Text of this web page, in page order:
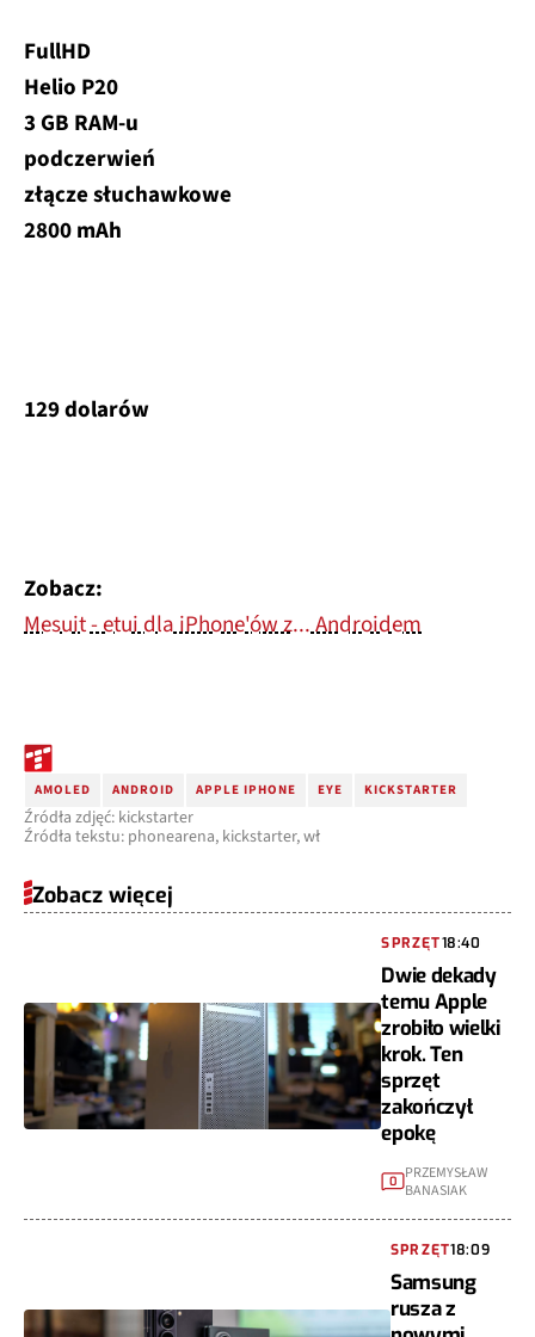
FullHD
Helio P20
3 GB RAM-u
podczerwień
złącze słuchawkowe
2800 mAh
129 dolarów
Zobacz:
Mesuit - etui dla iPhone'ów z... Androidem
AMOLED ANDROID APPLE IPHONE EYE KICKSTARTER
Źródła zdjęć: kickstarter
Źródła tekstu: phonearena, kickstarter, wł
Zobacz więcej
SPRZĘT18:40
Dwie dekady
temu Apple
zrobiło wielki
krok. Ten
sprzęt
zakończył
epokę
0
PRZEMYSŁAW
BANASIAK
SPRZĘT18:09
Samsung
rusza z